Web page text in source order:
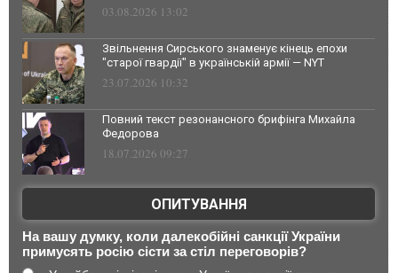
03.08.2026 13:02
Звільнення Сирського знаменує кінець епохи
"старої гвардії" в українській армії — NYT
23.07.2026 10:32
Повний текст резонансного брифінга Михайла
Федорова
18.07.2026 09:27
ОПИТУВАННЯ
На вашу думку, коли далекобійні санкції України
примусять росію сісти за стіл переговорів?